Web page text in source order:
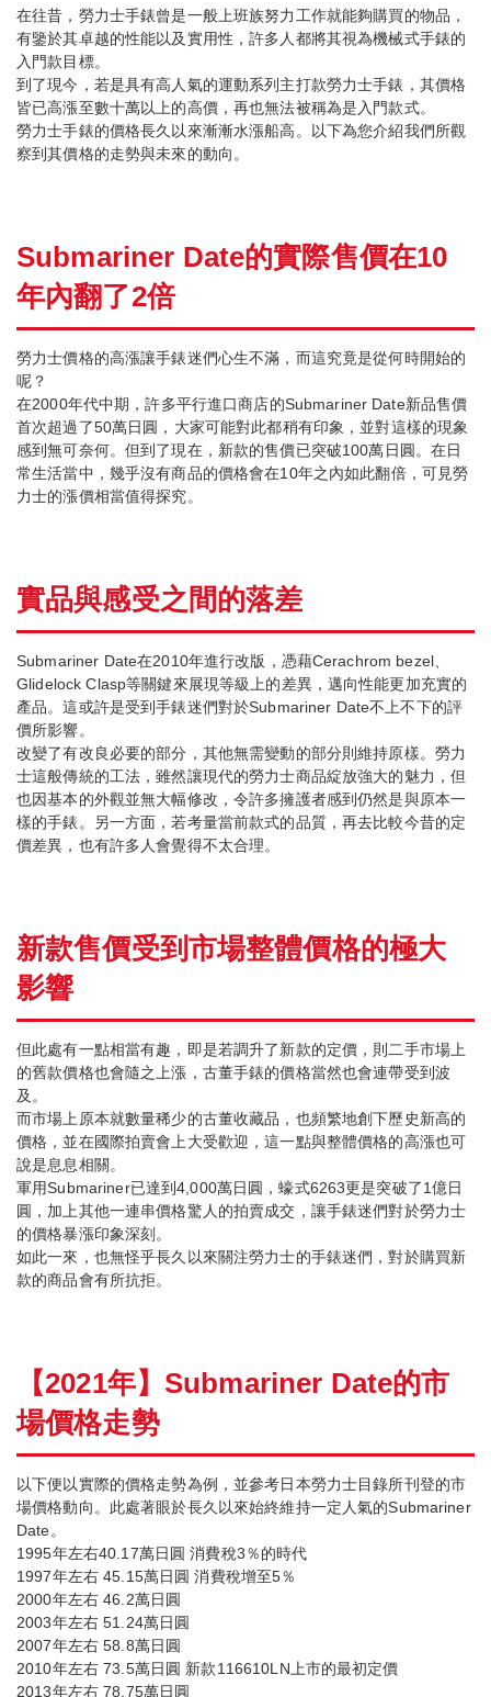
在往昔，勞力士手錶曾是一般上班族努力工作就能夠購買的物品，
有鑒於其卓越的性能以及實用性，許多人都將其視為機械式手錶的
入門款目標。
到了現今，若是具有高人氣的運動系列主打款勞力士手錶，其價格
皆已高漲至數十萬以上的高價，再也無法被稱為是入門款式。
勞力士手錶的價格長久以來漸漸水漲船高。以下為您介紹我們所觀
察到其價格的走勢與未來的動向。
Submariner Date的實際售價在10
年內翻了2倍
勞力士價格的高漲讓手錶迷們心生不滿，而這究竟是從何時開始的
呢？
在2000年代中期，許多平行進口商店的Submariner Date新品售價
首次超過了50萬日圓，大家可能對此都稍有印象，並對這樣的現象
感到無可奈何。但到了現在，新款的售價已突破100萬日圓。在日
常生活當中，幾乎沒有商品的價格會在10年之內如此翻倍，可見勞
力士的漲價相當值得探究。
實品與感受之間的落差
Submariner Date在2010年進行改版，憑藉Cerachrom bezel、
Glidelock Clasp等關鍵來展現等級上的差異，邁向性能更加充實的
產品。這或許是受到手錶迷們對於Submariner Date不上不下的評
價所影響。
改變了有改良必要的部分，其他無需變動的部分則維持原樣。勞力
士這般傳統的工法，雖然讓現代的勞力士商品綻放強大的魅力，但
也因基本的外觀並無大幅修改，令許多擁護者感到仍然是與原本一
樣的手錶。另一方面，若考量當前款式的品質，再去比較今昔的定
價差異，也有許多人會覺得不太合理。
新款售價受到市場整體價格的極大
影響
但此處有一點相當有趣，即是若調升了新款的定價，則二手市場上
的舊款價格也會隨之上漲，古董手錶的價格當然也會連帶受到波
及。
而市場上原本就數量稀少的古董收藏品，也頻繁地創下歷史新高的
價格，並在國際拍賣會上大受歡迎，這一點與整體價格的高漲也可
說是息息相關。
軍用Submariner已達到4,000萬日圓，蠔式6263更是突破了1億日
圓，加上其他一連串價格驚人的拍賣成交，讓手錶迷們對於勞力士
的價格暴漲印象深刻。
如此一來，也無怪乎長久以來關注勞力士的手錶迷們，對於購買新
款的商品會有所抗拒。
【2021年】 Submariner Date的市
場價格走勢
以下便以實際的價格走勢為例，並參考日本勞力士目錄所刊登的市
場價格動向。此處著眼於長久以來始終維持一定人氣的Submariner
Date。
1995年左右40.17萬日圓 消費稅3％的時代
1997年左右 45.15萬日圓 消費稅增至5％
2000年左右 46.2萬日圓
2003年左右 51.24萬日圓
2007年左右 58.8萬日圓
2010年左右 73.5萬日圓 新款116610LN上市的最初定價
2013年左右 78.75萬日圓